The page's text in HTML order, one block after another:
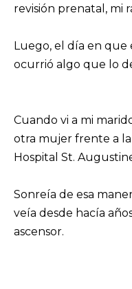
revisión prenatal, mi
Luego, el día en que
ocurrió algo que lo
Cuando vi a mi
otra mujer frente a
Hospital St.
Sonreía de esa
veía desde hacía
ascensor.